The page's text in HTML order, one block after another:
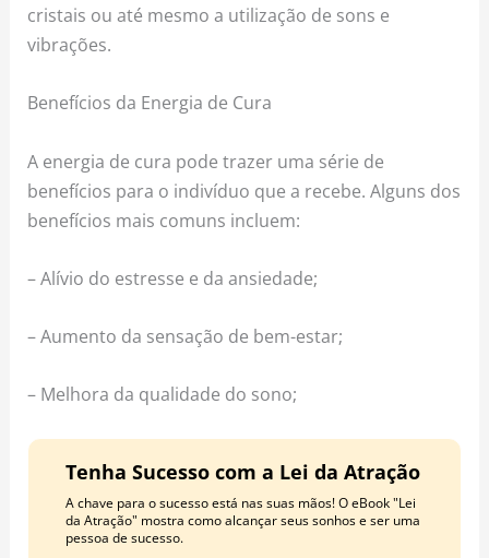
cristais ou até mesmo a utilização de sons e
vibrações.
Benefícios da Energia de Cura
A energia de cura pode trazer uma série de
benefícios para o indivíduo que a recebe. Alguns dos
benefícios mais comuns incluem:
– Alívio do estresse e da ansiedade;
– Aumento da sensação de bem-estar;
– Melhora da qualidade do sono;
Tenha Sucesso com a Lei da Atração
A chave para o sucesso está nas suas mãos! O eBook "Lei
da Atração" mostra como alcançar seus sonhos e ser uma
pessoa de sucesso.